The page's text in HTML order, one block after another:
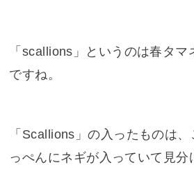
「scallions」というのは春タマ
ですね。
「Scallions」の入ったものは
っぺんにネギが入っていて見分